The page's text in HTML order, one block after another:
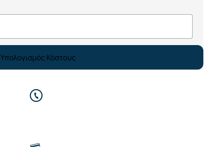
Υπολογισμός Κόστους